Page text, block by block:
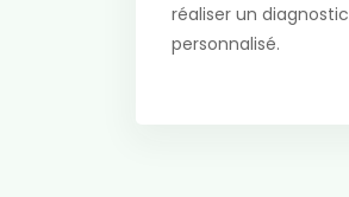
réaliser un diagnostic
personnalisé.